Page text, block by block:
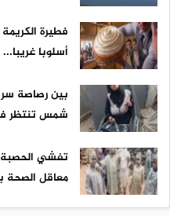
فطيرة
أسلوبا غريبا...
بين رصاصة
شمس تنتظر
تفشي
معاقل الصحة